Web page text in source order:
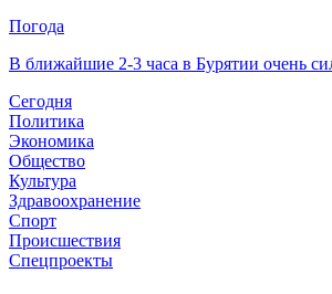
Погода
В ближайшие 2-3 часа в Бурятии очень
Сегодня
Политика
Экономика
Общество
Культура
Здравоохранение
Спорт
Происшествия
Спецпроекты